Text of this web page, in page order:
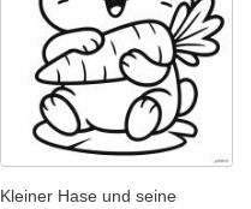
Kleiner Hase und seine